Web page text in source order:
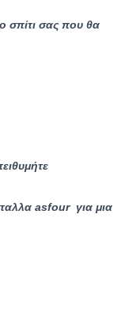
σπίτι σας που θα
asfour για μια